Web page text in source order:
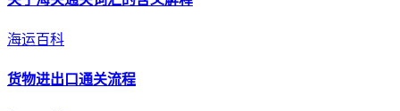
海运百科
货物进出口通关流程